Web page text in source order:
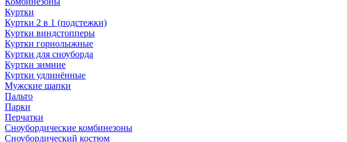
Куртки
Куртки 2 в 1 (подстежки)
Куртки виндстопперы
Куртки горнолыжные
Куртки для сноуборда
Куртки зимние
Куртки удлинённые
Мужские шапки
Пальто
Парки
Перчатки
Сноубордические комбинезоны
Сноубордический костюм